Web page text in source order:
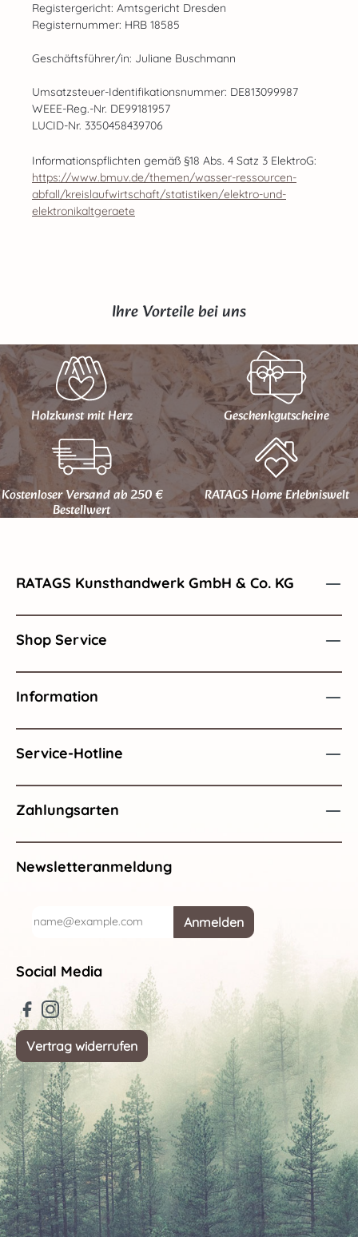
Registergericht: Amtsgericht Dresden
Registernummer: HRB 18585
Geschäftsführer/in: Juliane Buschmann
Umsatzsteuer-Identifikationsnummer: DE813099987
WEEE-Reg.-Nr. DE99181957
LUCID-Nr. 3350458439706
Informationspflichten gemäß §18 Abs. 4 Satz 3 ElektroG:
https://www.bmuv.de/themen/wasser-ressourcen-
abfall/kreislaufwirtschaft/statistiken/elektro-und-
elektronikaltgeraete
Ihre Vorteile bei uns
Holzkunst mit Herz Geschenk­gutscheine
Kostenloser Versand ab 250 €
Bestellwert
RATAGS Home Erlebniswelt
RATAGS Kunsthandwerk GmbH & Co. KG
Shop Service
Information
Service-Hotline
Zahlungsarten
Newsletteranmeldung
Anmelden
Social Media
Vertrag widerrufen